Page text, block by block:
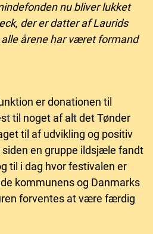
nu bliver lukket
der er datter af Laurids
årene har været formand
er donationen til
til noget af alt det Tønder
til af udvikling og positiv
en gruppe ildsjæle fandt
til i dag hvor festivalen er
kommunens og Danmarks
forventes at være færdig